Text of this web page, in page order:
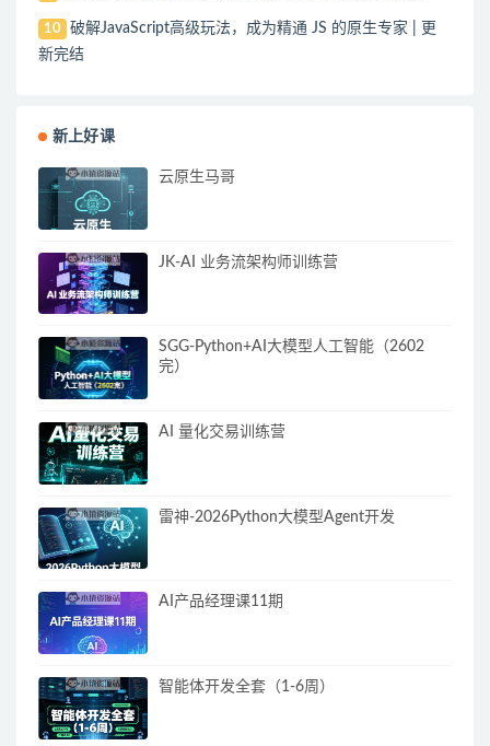
10
破解JavaScript高级玩法，成为精通 JS 的原生专家 | 更
新完结
新上好课
云原生马哥
JK-AI 业务流架构师训练营
SGG-Python+AI大模型人工智能（2602
完）
AI 量化交易训练营
雷神-2026Python大模型Agent开发
AI产品经理课11期
智能体开发全套（1-6周）